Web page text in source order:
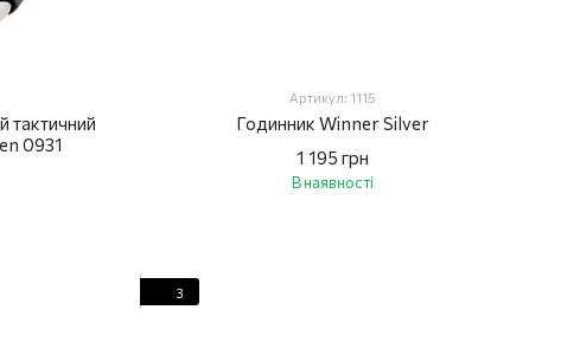
тактичний
0931
Артикул: 1115
Годинник Winner Silver
1 195 грн
В наявності
3